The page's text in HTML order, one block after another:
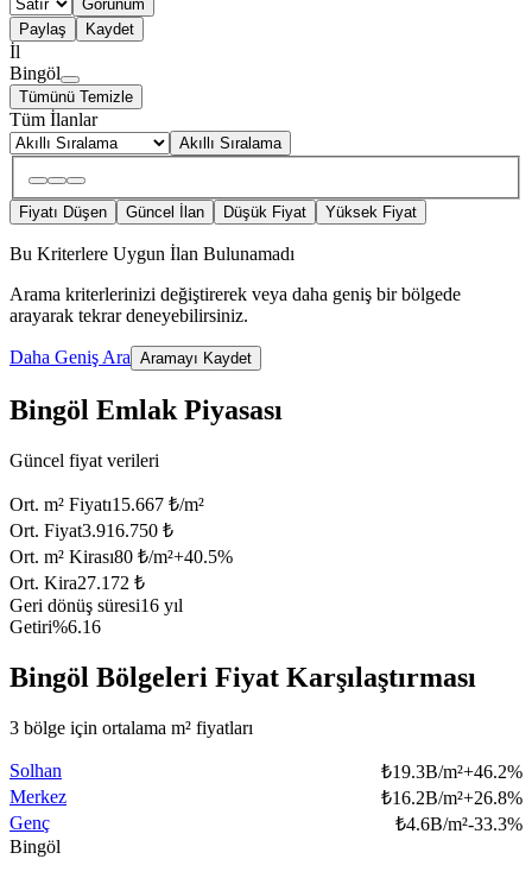
Görünüm
Paylaş
Kaydet
İl
Bingöl
Tümünü Temizle
Tüm İlanlar
Akıllı Sıralama
Fiyatı Düşen Güncel İlan Düşük Fiyat Yüksek Fiyat
Bu Kriterlere Uygun İlan Bulunamadı
Arama kriterlerinizi değiştirerek veya daha geniş bir bölgede
arayarak tekrar deneyebilirsiniz.
Daha Geniş Ara Aramayı Kaydet
Bingöl Emlak Piyasası
Güncel fiyat verileri
Ort. m² Fiyatı15.667 ₺/m²
Ort. Fiyat3.916.750 ₺
Ort. m² Kirası80 ₺/m²+40.5%
Ort. Kira27.172 ₺
Geri dönüş süresi16 yıl
Getiri%6.16
Bingöl Bölgeleri Fiyat Karşılaştırması
3 bölge için ortalama m² fiyatları
Solhan ₺19.3B/m²+46.2%
Merkez
₺16.2B/m²+26.8%
Genç
₺4.6B/m²-33.3%
Bingöl